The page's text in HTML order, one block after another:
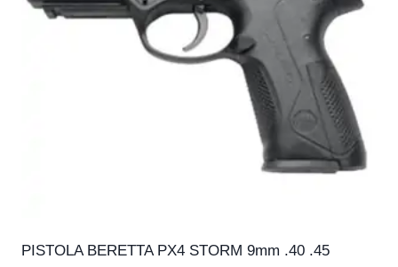
PISTOLA BERETTA PX4 STORM 9mm .40 .45